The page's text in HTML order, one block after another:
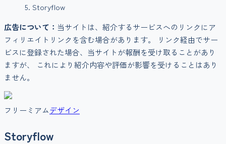
Storyflow
広告について： 当サイトは、紹介するサービスへのリンクにア
フィリエイトリンクを含む場合があります。 リンク経由でサー
ビスに登録された場合、当サイトが報酬を受け取ることがあり
ますが、 これにより紹介内容や評価が影響を受けることはあり
ません。
フリーミアムデザイン
Storyflow